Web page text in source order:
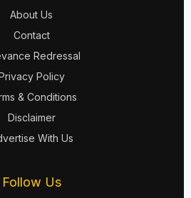
About Us
Contact
Redressal
Policy
& Conditions
Disclaimer
With Us
Follow Us